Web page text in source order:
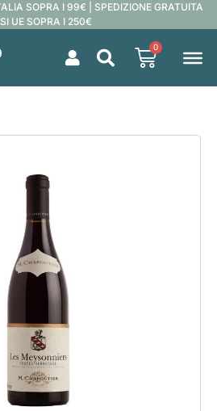
SOPRA I 99€ | SPEDIZIONE GRATUITA
UE SOPRA I 250€
0